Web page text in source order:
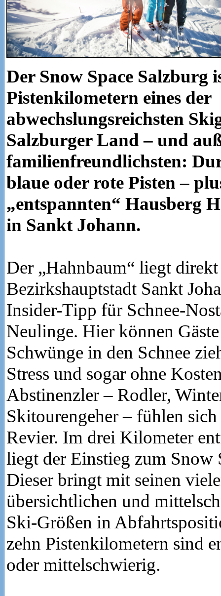
Der Snow Space Salzburg
Pistenkilometern eines der
abwechslungsreichsten
Salzburger Land – und
familienfreundlichsten:
blaue oder rote Pisten –
„entspannten“ Hausberg
in Sankt Johann.
Der „Hahnbaum“ liegt
Bezirkshauptstadt Sankt
Insider-Tipp für Schnee-
Neulinge. Hier können
Schwünge in den Schnee
Stress und sogar ohne
Abstinenzler – Rodler,
Skitourengeher – fühlen
Revier. Im drei Kilometer
liegt der Einstieg zum Snow
Dieser bringt mit seinen
übersichtlichen und
Ski-Größen in
zehn Pistenkilometern sind
oder mittelschwierig.